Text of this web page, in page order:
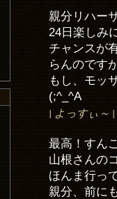
親分リハー
24日楽しみ
チャンスが
らんのです
もし、モッ
(;^_^A
| よっすぃ～ |
最高！すん
山根さんの
ほんま行っ
親分、前に